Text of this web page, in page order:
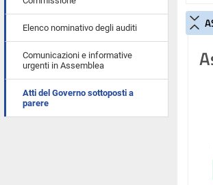
Elenco nominativo degli auditi
Comunicazioni e informative
urgenti in Assemblea
Atti del Governo sottoposti a
parere